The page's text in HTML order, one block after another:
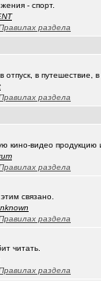
(Snarkens..)
+3
лазерам
для кухни
комнат!
omsk.com???
(wvladimi..)
сделать
ПК
- спорт.
раздела
отпуск, в путешествие,
раздела
кино-видео продукцию
раздела
связано.
раздела
читать.
раздела